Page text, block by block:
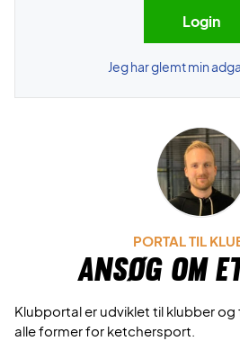
Jeg har glemt min
PORTAL TIL
Ansøg om
Klubportal er udviklet til klubber
alle former for ketchersport.